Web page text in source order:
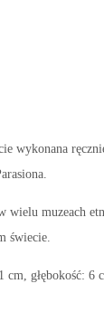
wykonana
wielu muzeach
świecie.
cm, głębokość: 6